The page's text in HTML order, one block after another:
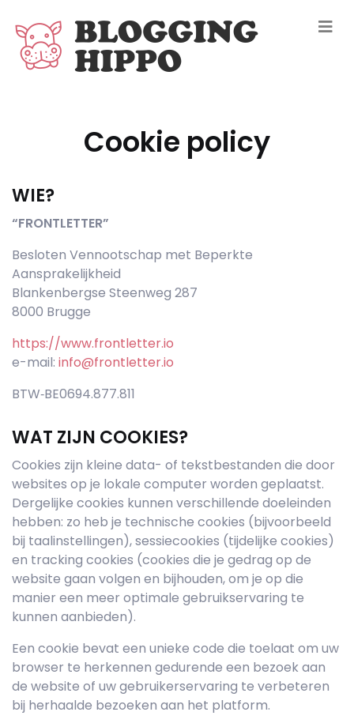
Cookie policy
WIE?
“FRONTLETTER”
Besloten Vennootschap met Beperkte
Aansprakelijkheid
Blankenbergse Steenweg 287
8000 Brugge
https://www.frontletter.io
e-mail: info@frontletter.io
BTW‐BE0694.877.811
WAT ZIJN COOKIES?
Cookies zijn kleine data- of tekstbestanden die door
websites op je lokale computer worden geplaatst.
Dergelijke cookies kunnen verschillende doeleinden
hebben: zo heb je technische cookies (bijvoorbeeld
bij taalinstellingen), sessiecookies (tijdelijke cookies)
en tracking cookies (cookies die je gedrag op de
website gaan volgen en bijhouden, om je op die
manier een meer optimale gebruikservaring te
kunnen aanbieden).
Een cookie bevat een unieke code die toelaat om uw
browser te herkennen gedurende een bezoek aan
de website of uw gebruikerservaring te verbeteren
bij herhaalde bezoeken aan het platform.